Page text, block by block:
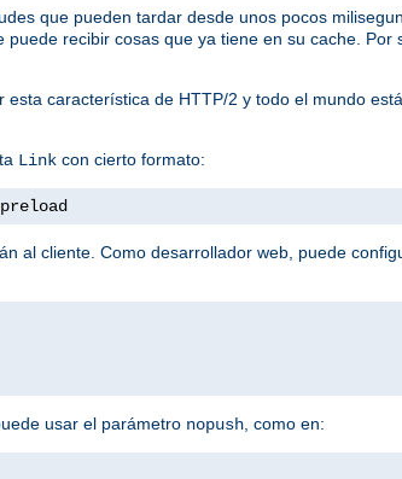
que pueden tardar desde unos pocos
recibir cosas que ya tiene en su cache.
característica de HTTP/2 y todo el mundo
Link con cierto formato:
preload
al cliente. Como desarrollador web, puede
usar el parámetro nopush, como en: